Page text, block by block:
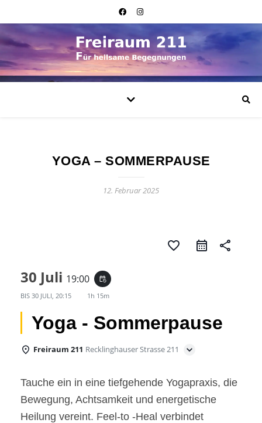
YOGA – SOMMERPAUSE
12. Februar 2025
favorite_border share
30 Juli 19:00 event_repeat
BIS 30 JULI, 20:15 1h 15m
Yoga - Sommerpause
Freiraum 211 Recklinghauser Strasse 211
Tauche ein in eine tiefgehende Yogapraxis, die
Bewegung, Achtsamkeit und energetische
Heilung vereint. Feel-to -Heal verbindet